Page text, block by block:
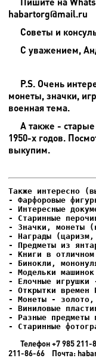
habartorg@mail.ru
Советы и
С уважением,
P.S. Очень
монеты, значки,
военная тема.
А также -
1950-х годов.
выкупим.
- Фарфоровые
- Интересные
- Елочные игрушки
- Старинные
Телефон +7 985
211-86-66 Почта: